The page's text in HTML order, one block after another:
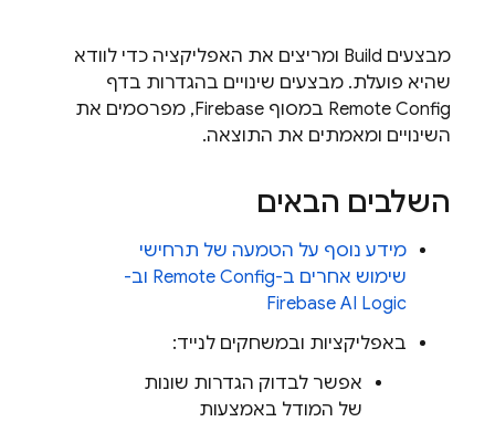
מבצעים Build ומריצים את האפליקציה כדי לוודא
שהיא פועלת. מבצעים שינויים בהגדרות בדף
Remote Config במסוף Firebase, מפרסמים את
השינויים ומאמתים את התוצאה.
השלבים הבאים
מידע נוסף על הטמעה של תרחישי
שימוש אחרים ב-Remote Config וב-
Firebase AI Logic
באפליקציות ובמשחקים לנייד:
אפשר לבדוק הגדרות שונות
של המודל באמצעות